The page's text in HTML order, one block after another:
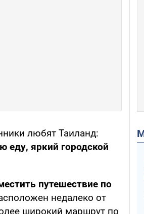
любят Таиланд:
еду, яркий городской
путешествие по
недалеко от
широкий маршрут по